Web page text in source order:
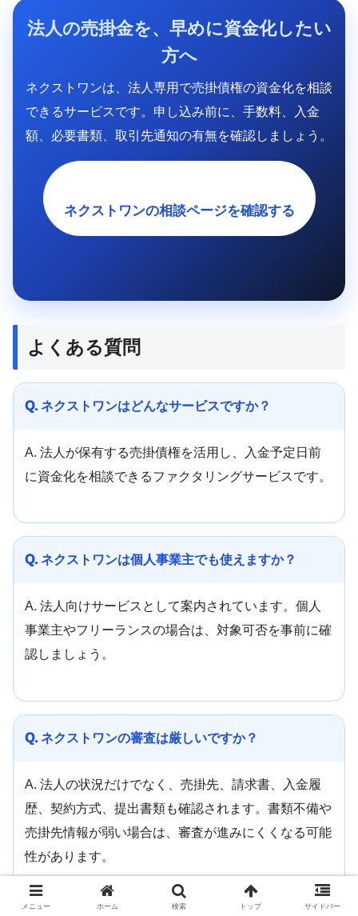
法人の売掛金を、早めに資金化したい
方へ
ネクストワンは、法人専用で売掛債権の資金化を相談
できるサービスです。申し込み前に、手数料、入金
額、必要書類、取引先通知の有無を確認しましょう。
ネクストワンの相談ページを確認する
よくある質問
Q. ネクストワンはどんなサービスですか？
A. 法人が保有する売掛債権を活用し、入金予定日前
に資金化を相談できるファクタリングサービスです。
Q. ネクストワンは個人事業主でも使えますか？
A. 法人向けサービスとして案内されています。個人
事業主やフリーランスの場合は、対象可否を事前に確
認しましょう。
Q. ネクストワンの審査は厳しいですか？
A. 法人の状況だけでなく、売掛先、請求書、入金履
歴、契約方式、提出書類も確認されます。書類不備や
売掛先情報が弱い場合は、審査が進みにくくなる可能
性があります。
メニュー ホーム 検索 トップ サイドバー